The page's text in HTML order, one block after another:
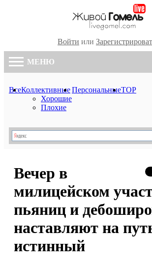
Войти или
МЕНЮ
ВсеКоллективные
Хорошие
Плохие
ПерсональныеTOP
Вечер в
милицейском
пьяниц и
наставляют на
истинный